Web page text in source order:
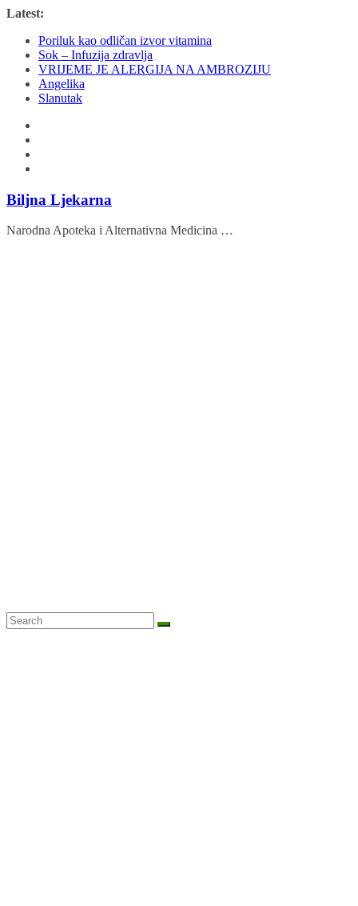
Skip
content
Latest:
Poriluk kao odličan izvor vitamina
Sok – Infuzija zdravlja
VRIJEME JE ALERGIJA NA AMBROZIJU
Angelika
Slanutak
Biljna Ljekarna
Narodna Apoteka i Alternativna Medicina …